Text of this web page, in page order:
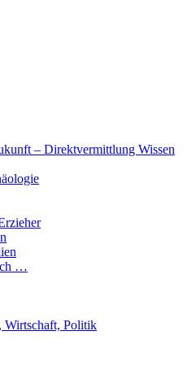
– Direktvermittlung Wissen
…
Wirtschaft, Politik